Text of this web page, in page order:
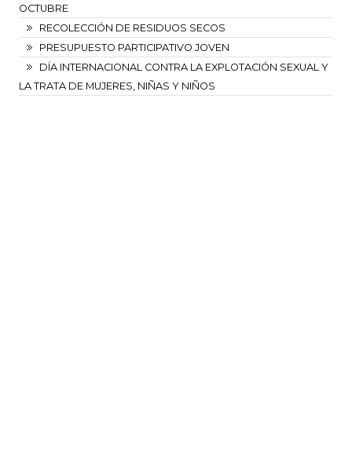
OCTUBRE
RECOLECCIÓN DE RESIDUOS SECOS
PRESUPUESTO PARTICIPATIVO JOVEN
DÍA INTERNACIONAL CONTRA LA EXPLOTACIÓN SEXUAL Y
LA TRATA DE MUJERES, NIÑAS Y NIÑOS